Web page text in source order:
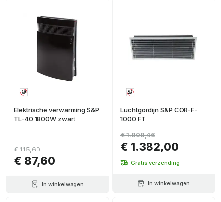
Elektrische verwarming S&P
TL-40 1800W zwart
€ 87,60
€ 115,60
In winkelwagen
Luchtgordijn S&P COR-F-
1000 FT
€ 1.382,00
€ 1.909,46
Gratis verzending
In winkelwagen